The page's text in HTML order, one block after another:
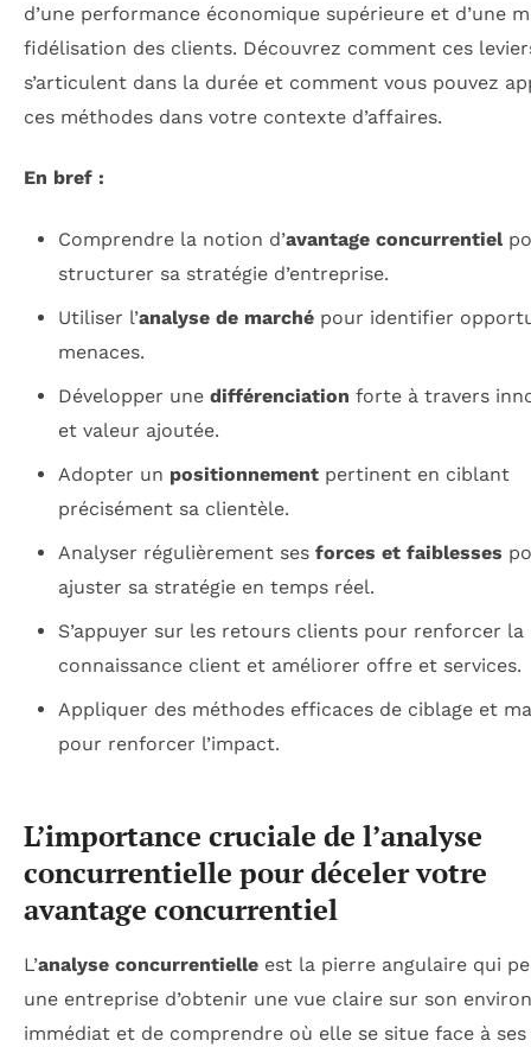
d’une performance économique supérieure et d’une
fidélisation des clients. Découvrez comment ces
s’articulent dans la durée et comment vous pouvez
ces méthodes dans votre contexte d’affaires.
En bref :
Comprendre la notion d’avantage concurrentiel
structurer sa stratégie d’entreprise.
Utiliser l’analyse de marchépour identifier
menaces.
Développer une différenciation forte à travers
et valeur ajoutée.
Adopter un positionnementpertinent en ciblant
précisément sa clientèle.
Analyser régulièrement ses forces et faiblesses
ajuster sa stratégie en temps réel.
S’appuyer sur les retours clients pour renforcer la
connaissance client et améliorer offre et services.
Appliquer des méthodes efficaces de ciblage et
pour renforcer l’impact.
L’importance cruciale de l’analyse
concurrentielle pour déceler votre
avantage concurrentiel
L’analyse concurrentielle est la pierre angulaire qui
une entreprise d’obtenir une vue claire sur son
immédiat et de comprendre où elle se situe face à ses